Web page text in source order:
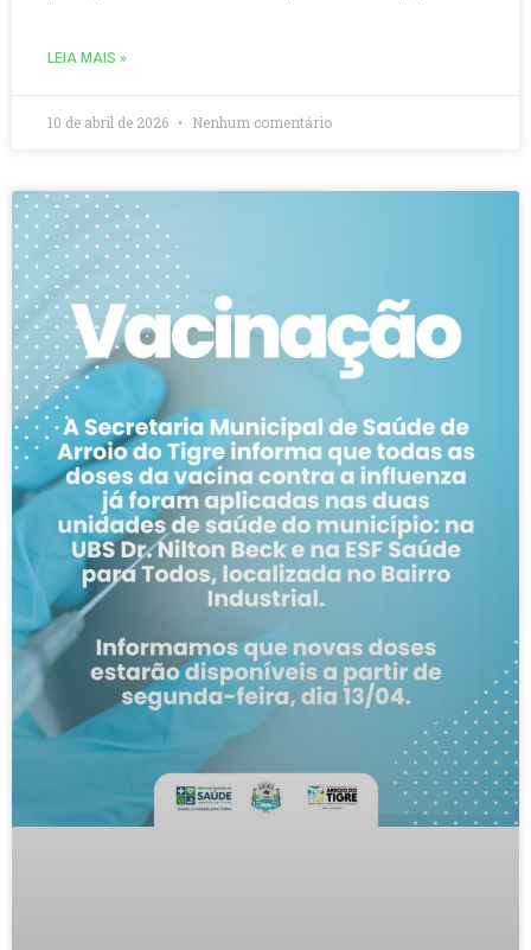
LEIA MAIS »
10 de abril de 2026 Nenhum comentário